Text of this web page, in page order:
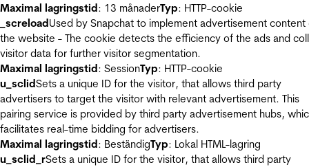
Maximal lagringstid: 13 månaderTyp: HTTP-cookie
_screloadUsed by Snapchat to implement advertisement content
the website - The cookie detects the efficiency of the ads and
visitor data for further visitor segmentation.
Maximal lagringstid: SessionTyp: HTTP-cookie
u_sclidSets a unique ID for the visitor, that allows third party
advertisers to target the visitor with relevant advertisement. This
pairing service is provided by third party advertisement hubs,
facilitates real-time bidding for advertisers.
Maximal lagringstid: BeständigTyp: Lokal HTML-lagring
u_sclid_rSets a unique ID for the visitor, that allows third party